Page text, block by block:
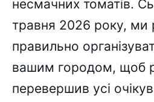
несмачних томатів.
травня 2026 року, ми
правильно
вашим городом, щоб
перевершив усі